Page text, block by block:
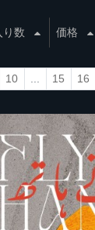
り数 価格
10 15 16